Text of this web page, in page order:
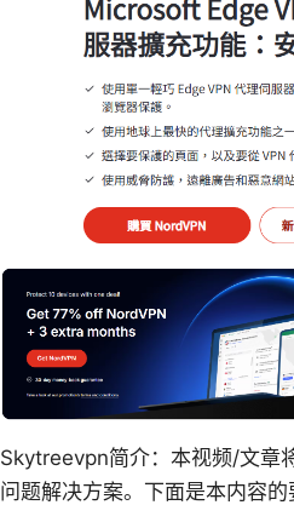
Skytreevpn简介：本视频/文章
问题解决方案。下面是本内容